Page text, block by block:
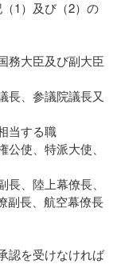
1）及び（2）の
務大臣及び副大臣
長、参議院議長又
当する職
使、特派大使、
、陸上幕僚長、
副長、航空幕僚長
認を受けなければ